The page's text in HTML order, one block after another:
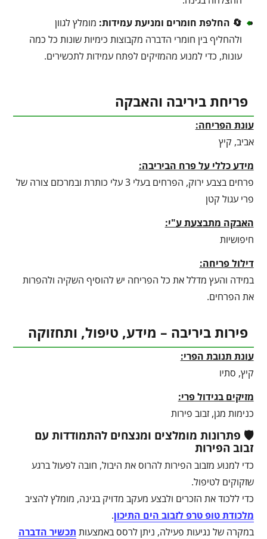
🔄 החלפת חומרים ומניעת עמידות: מומלץ לגוון
ולהחליף בין חומרי הדברה מקבוצות כימיות שונות כל כמה
עונות, כדי למנוע מהמזיקים לפתח עמידות לתכשירים.
פריחת ביריבה והאבקה
עונת הפריחה:
אביב, קיץ
מידע כללי על פרח הביריבה:
פרחים בצבע ירוק, הפרחים בעלי 3 עלי כותרת ובמרכזם צורה של
פרי עגול קטן
האבקה מתבצעת ע"י:
חיפושיות
דילול פריחה:
במידה והעץ מדלל את כל הפריחה יש להוסיף השקיה ולהפרות
את הפרחים.
פירות ביריבה – מידע, טיפול, ותחזוקה
עונת תנובת הפרי:
קיץ, סתיו
מזיקים בגידול פרי:
כנימות מגן, זבוב פירות
🛡️ פתרונות מומלצים ומנצחים להתמודדות עם
זבוב הפירות
כדי למנוע מזבוב הפירות להרוס את היבול, חובה לפעול ברגע
שזקוקים לטיפול.
כדי ללכוד את הזכרים ולבצע מעקב מדויק בגינה, מומלץ להציב
מלכודת טופ טרפ לזבוב הים התיכון.
במקרה של נגיעות פעילה, ניתן לרסס באמצעות תכשיר הדברה